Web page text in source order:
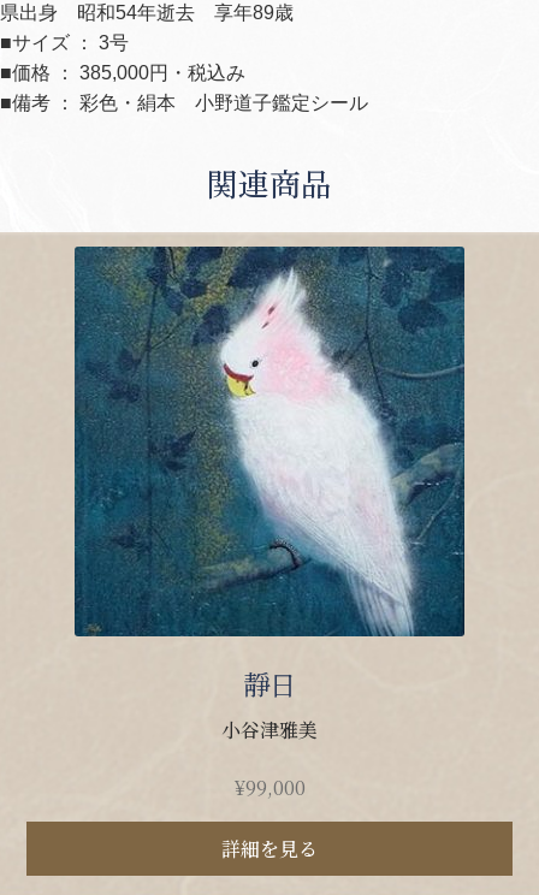
県出身 昭和54年逝去 享年89歳
■サイズ ： 3号
■価格 ： 385,000円・税込み
■備考 ： 彩色・絹本 小野道子鑑定シール
関連商品
靜日
小谷津雅美
¥99,000
詳細を見る